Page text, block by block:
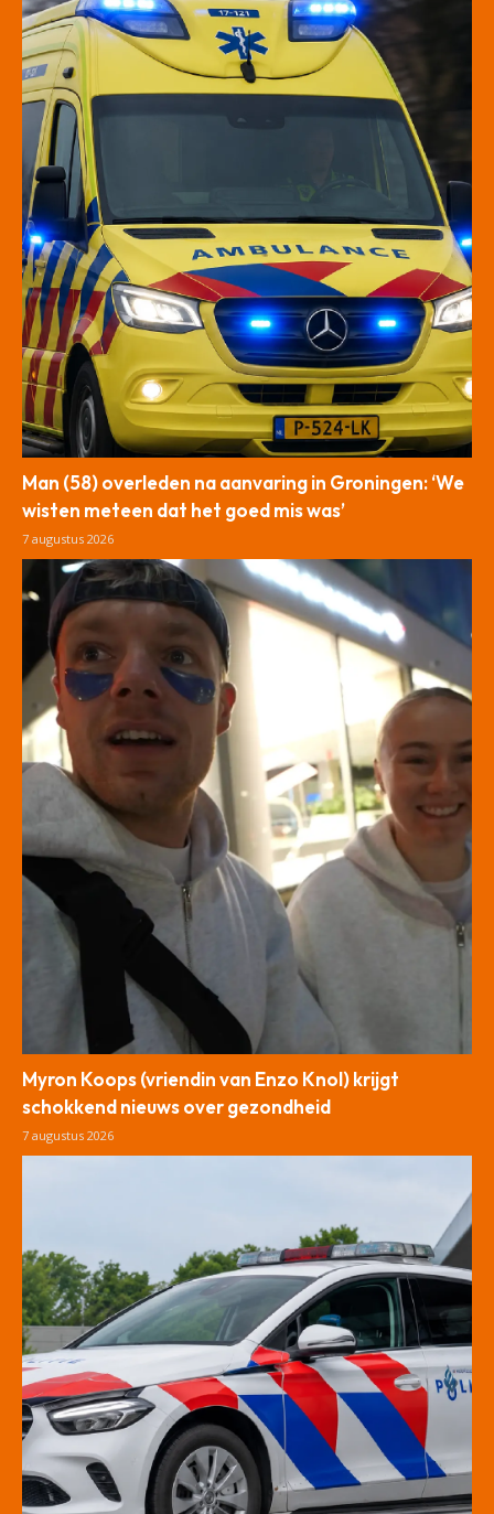
Man (58) overleden na aanvaring in Groningen: ‘We
wisten meteen dat het goed mis was’
7 augustus 2026
Myron Koops (vriendin van Enzo Knol) krijgt
schokkend nieuws over gezondheid
7 augustus 2026